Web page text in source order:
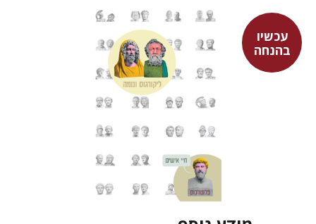
עכשיו
בהנחה